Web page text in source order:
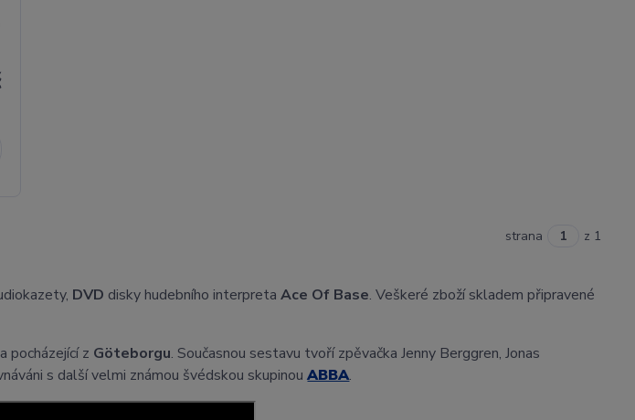
strana z 1
DVD disky hudebního interpretaAce Of Base. Veškeré zboží skladem připravené
pocházející z Göteborgu. Současnou sestavu tvoří zpěvačka Jenny Berggren, Jonas
s další velmi známou švédskou skupinouABBA.